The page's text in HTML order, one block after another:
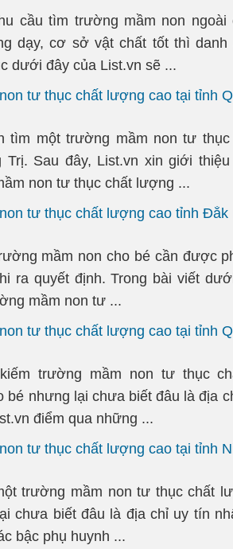
cầu tìm trường mầm non ngoài
dạy, cơ sở vật chất tốt thì danh
dưới đây của List.vn sẽ ...
tư thục chất lượng cao tại tỉnh
tìm một trường mầm non tư
Trị. Sau đây, List.vn xin giới
non tư thục chất lượng ...
tư thục chất lượng cao tỉnh Đắk
mầm non cho bé cần được
ra quyết định. Trong bài viết
mầm non tư ...
tư thục chất lượng cao tại tỉnh
trường mầm non tư thục
bé nhưng lại chưa biết đâu là địa
điểm qua những ...
tư thục chất lượng cao tại tỉnh
trường mầm non tư thục chất
chưa biết đâu là địa chỉ uy tín
bậc phụ huynh ...